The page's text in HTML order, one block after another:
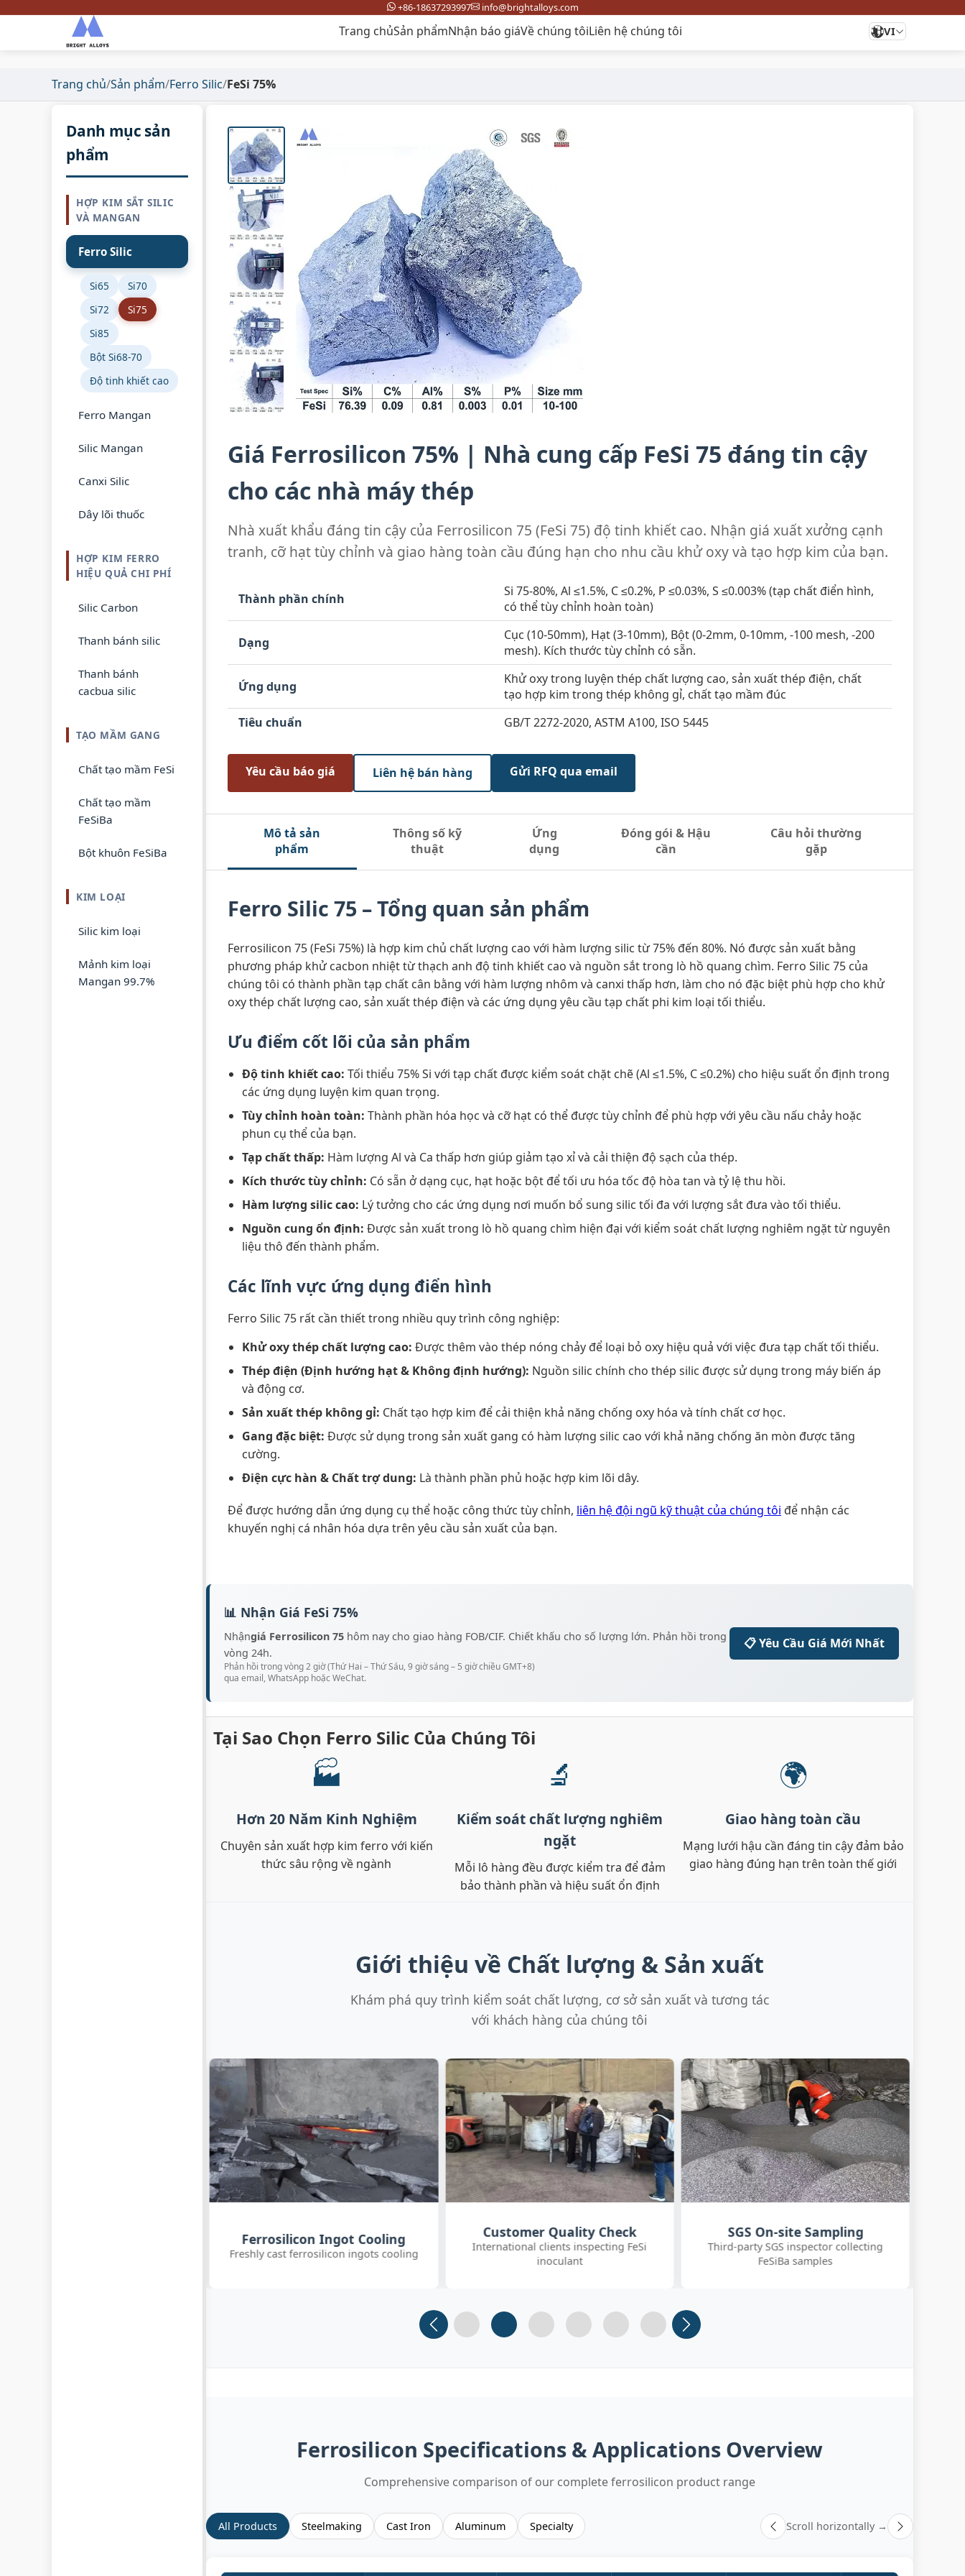
+86-18637293997 info@brightalloys.com
Trang chủSản phẩmNhận báo giáVề chúng tôiLiên hệ chúng tôi VI
Trang chủ/Sản phẩm/Ferro Silic/FeSi 75%
Danh mục sản
phẩm
HỢP KIM SẮT SILIC
VÀ MANGAN
Ferro Silic
Si65
Si70
Si72
Si75
Si85
Bột Si68-70
Độ tinh khiết cao
Ferro Mangan
Silic Mangan
Canxi Silic
Dây lõi thuốc
HỢP KIM FERRO
HIỆU QUẢ CHI PHÍ
Silic Carbon
Thanh bánh silic
Thanh bánh
cacbua silic
TẠO MẦM GANG
Chất tạo mầm FeSi
Chất tạo mầm
FeSiBa
Bột khuôn FeSiBa
KIM LOẠI
Silic kim loại
Mảnh kim loại
Mangan 99.7%
Giá Ferrosilicon 75% | Nhà cung cấp FeSi 75 đáng tin cậy
cho các nhà máy thép
Nhà xuất khẩu đáng tin cậy của Ferrosilicon 75 (FeSi 75) độ tinh khiết cao. Nhận giá xuất xưởng cạnh
tranh, cỡ hạt tùy chỉnh và giao hàng toàn cầu đúng hạn cho nhu cầu khử oxy và tạo hợp kim của bạn.
Thành phần chính
Si 75-80%, Al ≤1.5%, C ≤0.2%, P ≤0.03%, S ≤0.003% (tạp chất điển hình,
có thể tùy chỉnh hoàn toàn)
Dạng
Cục (10-50mm), Hạt (3-10mm), Bột (0-2mm, 0-10mm, -100 mesh, -200
mesh). Kích thước tùy chỉnh có sẵn.
Ứng dụng
Khử oxy trong luyện thép chất lượng cao, sản xuất thép điện, chất
tạo hợp kim trong thép không gỉ, chất tạo mầm đúc
Tiêu chuẩn
GB/T 2272-2020, ASTM A100, ISO 5445
Yêu cầu báo giá Liên hệ bán hàng Gửi RFQ qua email
Mô tả sản
phẩm
Thông số kỹ
thuật
Ứng
dụng
Đóng gói & Hậu
cần
Câu hỏi thường
gặp
Ferro Silic 75 – Tổng quan sản phẩm
Ferrosilicon 75 (FeSi 75%) là hợp kim chủ chất lượng cao với hàm lượng silic từ 75% đến 80%. Nó được sản xuất bằng
phương pháp khử cacbon nhiệt từ thạch anh độ tinh khiết cao và nguồn sắt trong lò hồ quang chìm. Ferro Silic 75 của
chúng tôi có thành phần tạp chất cân bằng với hàm lượng nhôm và canxi thấp hơn, làm cho nó đặc biệt phù hợp cho khử
oxy thép chất lượng cao, sản xuất thép điện và các ứng dụng yêu cầu tạp chất phi kim loại tối thiểu.
Ưu điểm cốt lõi của sản phẩm
Độ tinh khiết cao: Tối thiểu 75% Si với tạp chất được kiểm soát chặt chẽ (Al ≤1.5%, C ≤0.2%) cho hiệu suất ổn định trong
các ứng dụng luyện kim quan trọng.
Tùy chỉnh hoàn toàn: Thành phần hóa học và cỡ hạt có thể được tùy chỉnh để phù hợp với yêu cầu nấu chảy hoặc
phun cụ thể của bạn.
Tạp chất thấp: Hàm lượng Al và Ca thấp hơn giúp giảm tạo xỉ và cải thiện độ sạch của thép.
Kích thước tùy chỉnh: Có sẵn ở dạng cục, hạt hoặc bột để tối ưu hóa tốc độ hòa tan và tỷ lệ thu hồi.
Hàm lượng silic cao: Lý tưởng cho các ứng dụng nơi muốn bổ sung silic tối đa với lượng sắt đưa vào tối thiểu.
Nguồn cung ổn định: Được sản xuất trong lò hồ quang chìm hiện đại với kiểm soát chất lượng nghiêm ngặt từ nguyên
liệu thô đến thành phẩm.
Các lĩnh vực ứng dụng điển hình
Ferro Silic 75 rất cần thiết trong nhiều quy trình công nghiệp:
Khử oxy thép chất lượng cao: Được thêm vào thép nóng chảy để loại bỏ oxy hiệu quả với việc đưa tạp chất tối thiểu.
Thép điện (Định hướng hạt & Không định hướng): Nguồn silic chính cho thép silic được sử dụng trong máy biến áp
và động cơ.
Sản xuất thép không gỉ: Chất tạo hợp kim để cải thiện khả năng chống oxy hóa và tính chất cơ học.
Gang đặc biệt: Được sử dụng trong sản xuất gang có hàm lượng silic cao với khả năng chống ăn mòn được tăng
cường.
Điện cực hàn & Chất trợ dung: Là thành phần phủ hoặc hợp kim lõi dây.
Để được hướng dẫn ứng dụng cụ thể hoặc công thức tùy chỉnh, liên hệ đội ngũ kỹ thuật của chúng tôi để nhận các
khuyến nghị cá nhân hóa dựa trên yêu cầu sản xuất của bạn.
📊 Nhận Giá FeSi 75%
Nhậngiá Ferrosilicon 75 hôm nay cho giao hàng FOB/CIF. Chiết khấu cho số lượng lớn. Phản hồi trong
vòng 24h.
Phản hồi trong vòng 2 giờ (Thứ Hai – Thứ Sáu, 9 giờ sáng – 5 giờ chiều GMT+8)
qua email, WhatsApp hoặc WeChat.
📋 Yêu Cầu Giá Mới Nhất
Tại Sao Chọn Ferro Silic Của Chúng Tôi
🏭
Hơn 20 Năm Kinh Nghiệm
Chuyên sản xuất hợp kim ferro với kiến
thức sâu rộng về ngành
🔬
Kiểm soát chất lượng nghiêm
ngặt
Mỗi lô hàng đều được kiểm tra để đảm
bảo thành phần và hiệu suất ổn định
🌍
Giao hàng toàn cầu
Mạng lưới hậu cần đáng tin cậy đảm bảo
giao hàng đúng hạn trên toàn thế giới
Giới thiệu về Chất lượng & Sản xuất
Khám phá quy trình kiểm soát chất lượng, cơ sở sản xuất và tương tác
với khách hàng của chúng tôi
Customer Quality Check
International clients inspecting FeSi
inoculant
SGS On-site Sampling
Third-party SGS inspector collecting
FeSiBa samples
SGS Chemistry Report
Certified FeSi 75% analysis with Si, Al, P, S
values
Slide 1 Slide 2 Slide 3 (current)
Slide 4 Slide 5 Slide 6
Ferrosilicon Specifications & Applications Overview
Comprehensive comparison of our complete ferrosilicon product range
All Products Steelmaking Cast Iron Aluminum Specialty Scroll horizontally →